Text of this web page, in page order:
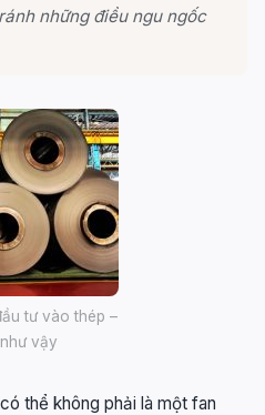
những điều ngu ngốc
tư vào thép –
vậy
thể không phải là một fan